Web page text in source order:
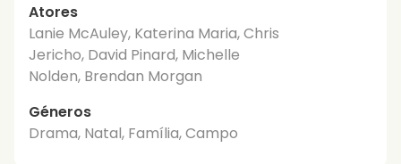
Atores
Lanie McAuley, Katerina Maria, Chris
Jericho, David Pinard, Michelle
Nolden, Brendan Morgan
Géneros
Drama, Natal, Família, Campo